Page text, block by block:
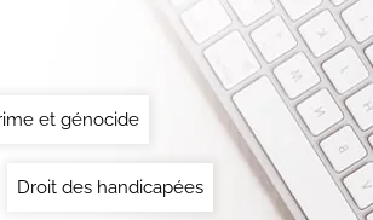
et génocide
Droit des handicapées